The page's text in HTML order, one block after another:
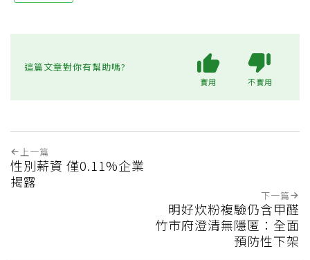
這篇文章對你有幫助嗎?
實用 不實用
上一篇
性別薪資 僅0.11%企業
揭露
下一篇
明好炊粉複驗仍含甲醛
竹市府澄清無隱匿：全面
預防性下架